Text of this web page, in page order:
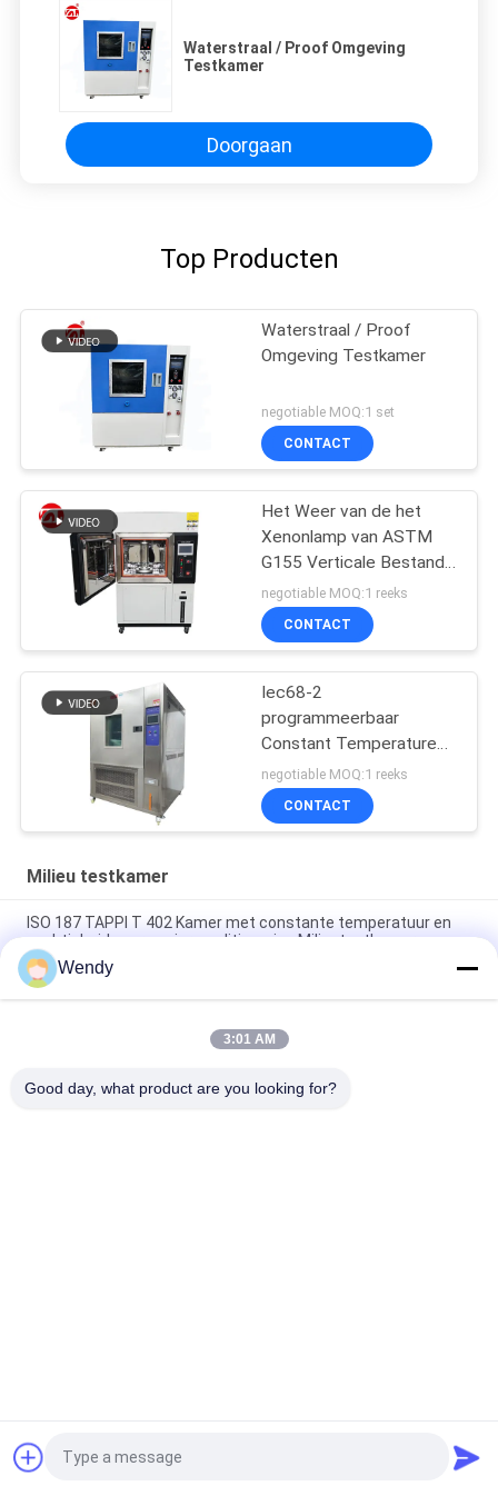
Waterstraal / Proof Omgeving
Testkamer
Doorgaan
Top Producten
Waterstraal / Proof
Omgeving Testkamer
negotiable MOQ:1 set
CONTACT
Het Weer van de het
Xenonlamp van ASTM
G155 Verticale Bestand
het Testen Machine
negotiable MOQ:1 reeks
CONTACT
Iec68-2
programmeerbaar
Constant Temperature
And Humidity Machine
negotiable MOQ:1 reeks
CONTACT
Milieu testkamer
ISO 187 TAPPI T 402 Kamer met constante temperatuur en
vochtigheid voor papierconditionering Milieutestkamer
Droge en Natte Samengestelde Zoute de Testkamer 60L 120L
NSS Aass Cass van de Nevelcorrosie
De Kamer van de de Vochtigheidstest van de
Vraag een offerte aan
Wendy
3:01 AM
Good day, what product are you looking for?